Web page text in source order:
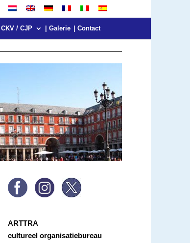
| CKV / CJP | Galerie | Contact
ARTTRA
cultureel organisatiebureau